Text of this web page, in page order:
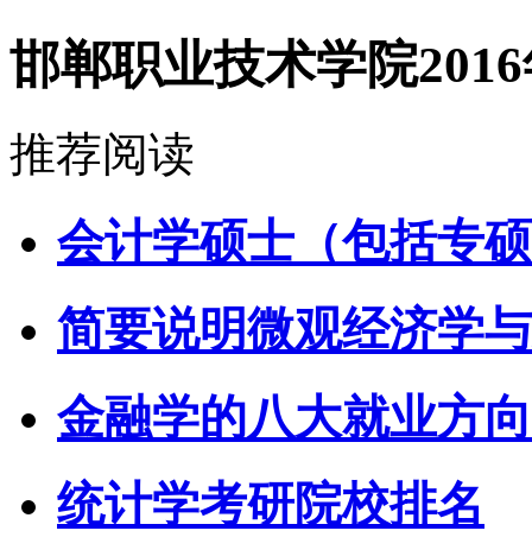
邯郸职业技术学院
推荐阅读
会计学硕士（包括专
简要说明微观经济学
金融学的八大就业方
统计学考研院校排名